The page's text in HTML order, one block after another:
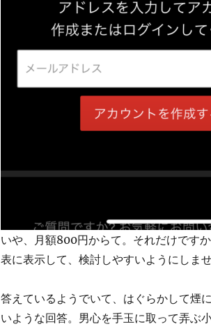
いや、月額800円からて。それだけです
表に表示して、検討しやすいようにしま
答えているようでいて、はぐらかして煙
いような回答。男心を手玉に取って弄ぶ小